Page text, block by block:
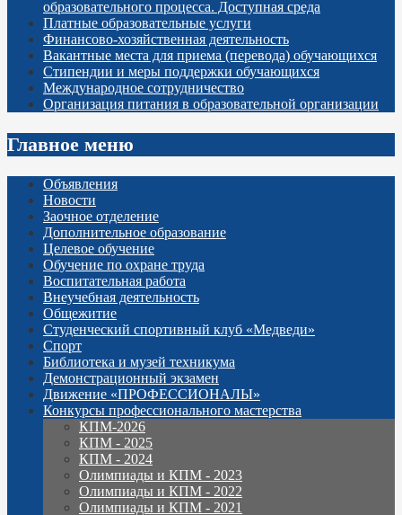
образовательного процесса. Доступная среда
Платные образовательные услуги
Финансово-хозяйственная деятельность
Вакантные места для приема (перевода) обучающихся
Стипендии и меры поддержки обучающихся
Международное сотрудничество
Организация питания в образовательной организации
Главное меню
Объявления
Новости
Заочное отделение
Дополнительное образование
Целевое обучение
Обучение по охране труда
Воспитательная работа
Внеучебная деятельность
Общежитие
Студенческий спортивный клуб «Медведи»
Спорт
Библиотека и музей техникума
Демонстрационный экзамен
Движение «ПРОФЕССИОНАЛЫ»
Конкурсы профессионального мастерства
КПМ-2026
КПМ - 2025
КПМ - 2024
Олимпиады и КПМ - 2023
Олимпиады и КПМ - 2022
Олимпиады и КПМ - 2021